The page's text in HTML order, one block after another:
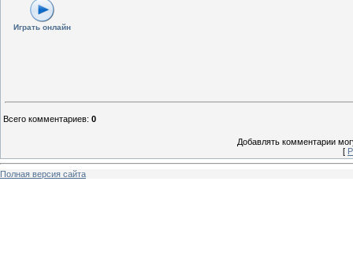
Играть онлайн
Всего комментариев: 0
Добавлять комментарии
[
Полная версия сайта